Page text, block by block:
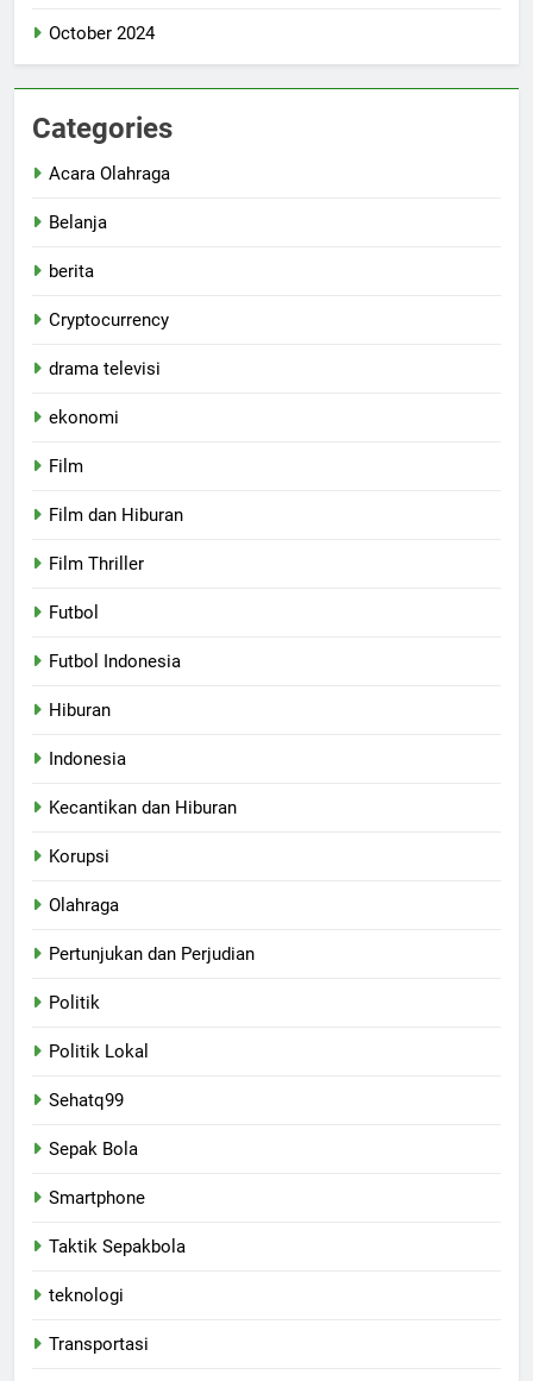
October 2024
Categories
Acara Olahraga
Belanja
berita
Cryptocurrency
drama televisi
ekonomi
Film
Film dan Hiburan
Film Thriller
Futbol
Futbol Indonesia
Hiburan
Indonesia
Kecantikan dan Hiburan
Korupsi
Olahraga
Pertunjukan dan Perjudian
Politik
Politik Lokal
Sehatq99
Sepak Bola
Smartphone
Taktik Sepakbola
teknologi
Transportasi